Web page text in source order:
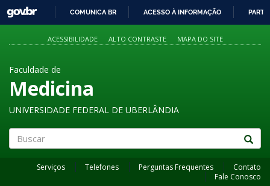
PARA
O
GOVBR
COMUNICA BR ACESSO À INFORMAÇÃO
ACESSIBILIDADE ALTO CONTRASTE MAPA DO SITE
Faculdade de
Medicina
UNIVERSIDADE FEDERAL DE UBERLÂNDIA
Serviços Telefones Perguntas Frequentes
Contato
Fale Conosco